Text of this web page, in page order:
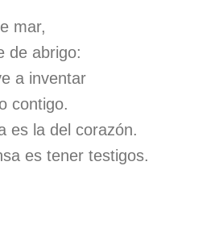
mar,
de abrigo:
a inventar
contigo.
es la del corazón.
es tener testigos.